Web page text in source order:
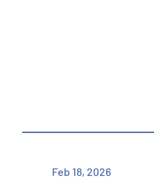
Feb 18, 2026